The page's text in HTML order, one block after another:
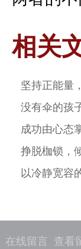
相关
坚持正能量
没有伞的孩
成功由心态
挣脱枷锁，
以冷静宽容
在线留言 查看